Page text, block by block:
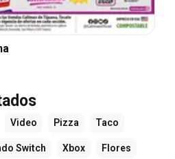
Video Pizza Taco
Switch Xbox Flores